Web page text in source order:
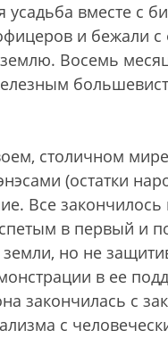
усадьба вместе с
и бежали с
Восемь
столичном
(остатки
Все
в первый и
но не
в ее
закончилась с
с